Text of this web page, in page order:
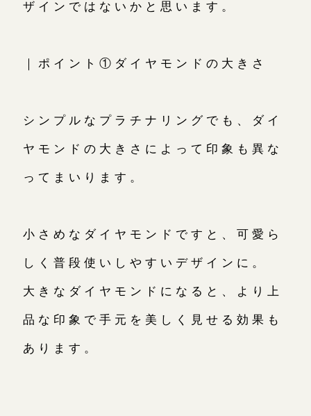
ザインではないかと思います。
｜ポイント①ダイヤモンドの大きさ
シンプルなプラチナリングでも、ダイ
ヤモンドの大きさによって印象も異な
ってまいります。
小さめなダイヤモンドですと、可愛ら
しく普段使いしやすいデザインに。
大きなダイヤモンドになると、より上
品な印象で手元を美しく見せる効果も
あります。